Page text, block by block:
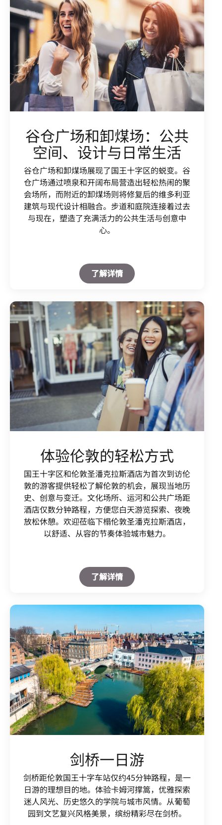
谷仓广场和卸煤场：公共
空间、设计与日常生活
谷仓广场和卸煤场展现了国王十字区的蜕变。谷
仓广场通过喷泉和开阔布局营造出轻松热闹的聚
会场所，而附近的卸煤场则将修复后的维多利亚
建筑与现代设计相融合。步道和庭院连接着过去
与现在，塑造了充满活力的公共生活与创意中
心。
了解详情Open in New Tab
体验伦敦的轻松方式
国王十字区和伦敦圣潘克拉斯酒店为首次到访伦
敦的游客提供轻松了解伦敦的机会，展现当地历
史、创意与变迁。文化场所、运河和公共广场距
酒店仅数分钟路程，方便您白天游览探索、夜晚
放松休憩。欢迎莅临下榻伦敦圣潘克拉斯酒店，
以舒适、从容的节奏体验城市魅力。
了解详情Open in New Tab
剑桥一日游
剑桥距伦敦国王十字车站仅约45分钟路程，是一
日游的理想目的地。体验卡姆河撑篙，优雅探索
迷人风光、历史悠久的学院与城市风情。从葡萄
园到文艺复兴风格美景，缤纷精彩尽在剑桥。